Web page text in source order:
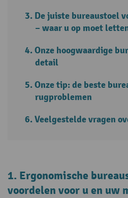
De juiste bureaustoel
– waar u op moet
Onze hoogwaardige
detail
Onze tip: de beste
rugproblemen
Veelgestelde vragen
1. Ergonomische
voordelen voor u en uw